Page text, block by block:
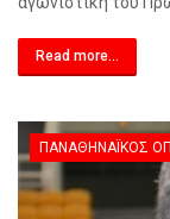
Read more...
ΠΑΝΑΘΗΝΑΪΚΌΣ